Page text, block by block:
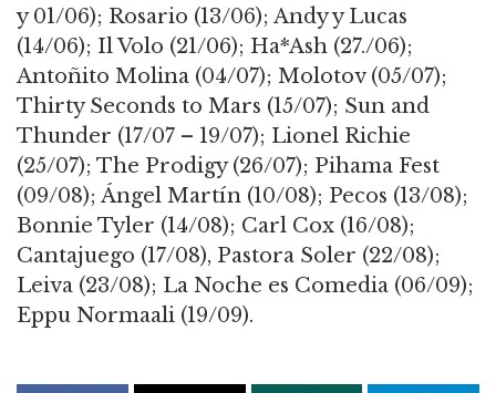
y 01/06); Rosario (13/06); Andy y Lucas
(14/06); Il Volo (21/06); Ha*Ash (27./06);
Antoñito Molina (04/07); Molotov (05/07);
Thirty Seconds to Mars (15/07); Sun and
Thunder (17/07 – 19/07); Lionel Richie
(25/07); The Prodigy (26/07); Pihama Fest
(09/08); Ángel Martín (10/08); Pecos (13/08);
Bonnie Tyler (14/08); Carl Cox (16/08);
Cantajuego (17/08), Pastora Soler (22/08);
Leiva (23/08); La Noche es Comedia (06/09);
Eppu Normaali (19/09).